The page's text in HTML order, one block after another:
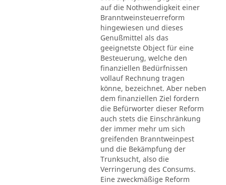
auf die Nothwendigkeit einer
Branntweinsteuerreform
hingewiesen und dieses
Genußmittel als das
geeignetste Object für eine
Besteuerung, welche den
finanziellen Bedürfnissen
vollauf Rechnung tragen
könne, bezeichnet. Aber neben
dem finanziellen Ziel fordern
die Befürworter dieser Reform
auch stets die Einschränkung
der immer mehr um sich
greifenden Branntweinpest
und die Bekämpfung der
Trunksucht, also die
Verringerung des Consums.
Eine zweckmäßige Reform